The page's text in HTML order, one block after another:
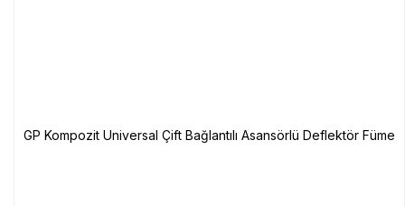
GP Kompozit Universal Çift Bağlantılı Asansörlü Deflektör Füme